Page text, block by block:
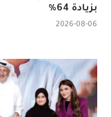
بزيادة 64%
2026-08-06